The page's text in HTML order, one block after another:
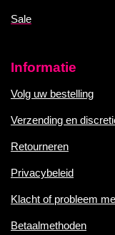
Sale
Informatie
Volg uw bestelling
Verzending en
Retourneren
Privacybeleid
Klacht of probleem
Betaalmethoden